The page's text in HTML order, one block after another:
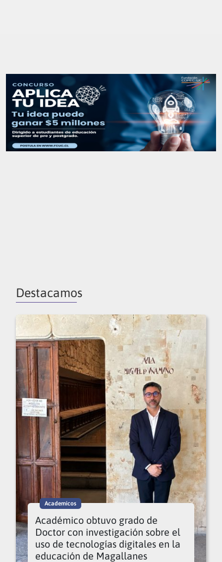
Destacamos
Academicos
Académico obtuvo grado de
Doctor con investigación sobre el
uso de tecnologías digitales en la
educación de Magallanes